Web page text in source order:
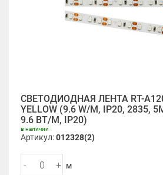
СВЕТОДИОДНАЯ ЛЕНТА RT-
YELLOW (9.6 W/M, IP20, 2835,
9.6 ВТ/М, IP20)
в наличии
Артикул:012328(2)
- + м